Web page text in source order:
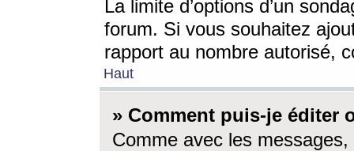
La limite d’options d’un
forum. Si vous souhaitez
rapport au nombre autorisé,
Haut
» Comment puis-je éditer
Comme avec les